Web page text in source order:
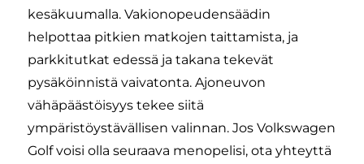
kesäkuumalla. Vakionopeudensäädin
helpottaa pitkien matkojen taittamista, ja
parkkitutkat edessä ja takana tekevät
pysäköinnistä vaivatonta. Ajoneuvon
vähäpäästöisyys tekee siitä
ympäristöystävällisen valinnan. Jos Volkswagen
Golf voisi olla seuraava menopelisi, ota yhteyttä